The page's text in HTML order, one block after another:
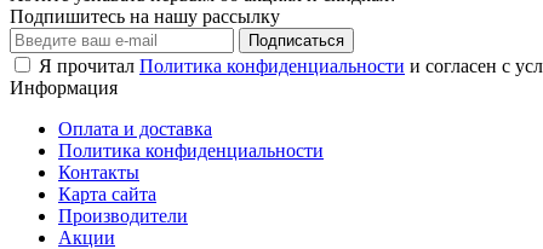
Подпишитесь на нашу рассылку
Подписаться
Я прочитал Политика конфиденциальности и согласен с
Информация
Оплата и доставка
Политика конфиденциальности
Контакты
Карта сайта
Производители
Акции